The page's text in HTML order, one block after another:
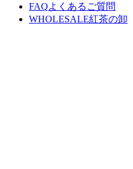
FAQよくあるご質問
WHOLESALE紅茶の卸